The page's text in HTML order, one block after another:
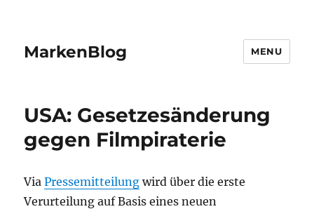
MarkenBlog MENU
USA: Gesetzesänderung
gegen Filmpiraterie
ViaPressemitteilung wird über die erste
Verurteilung auf Basis eines neuen